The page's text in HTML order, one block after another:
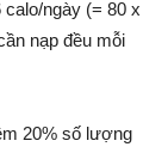
calo/ngày (= 80 x
nạp đều mỗi
20% số lượng